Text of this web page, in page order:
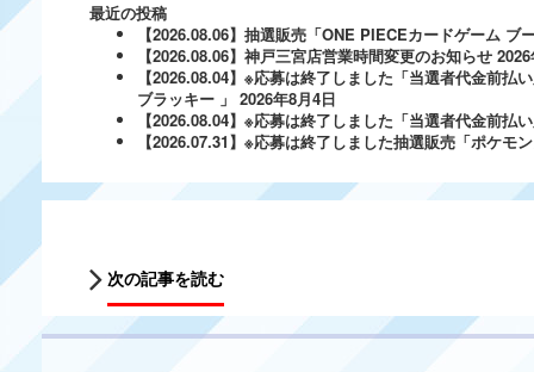
最近の投稿
【2026.08.06】抽選販売「ONE PIECEカードゲーム ブ
【2026.08.06】神戸三宮店営業時間変更のお知らせ
【2026.08.04】※応募は終了しました「当選者代金前
ブラッキー 」 2026年8月4日
【2026.08.04】※応募は終了しました「当選者代金前
【2026.07.31】※応募は終了しました抽選販売「ポケ
次の記事を読む